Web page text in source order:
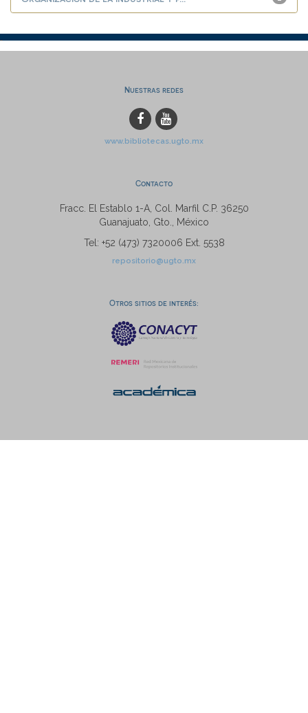
Nuestras redes
www.bibliotecas.ugto.mx
Contacto
Fracc. El Establo 1-A, Col. Marfil C.P. 36250
Guanajuato, Gto., México
Tel: +52 (473) 7320006 Ext. 5538
repositorio@ugto.mx
Otros sitios de interés: